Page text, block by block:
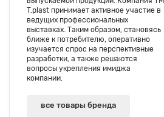
T.plast принимает активное участие в
ведущих профессиональных
выставках. Таким образом, становясь
ближе к потребителю, оперативно
изучается спрос на перспективные
разработки, а также решаются
вопросы укрепления имиджа
компании.
все товары бренда